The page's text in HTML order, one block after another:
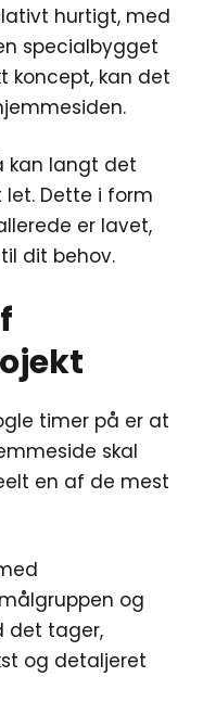
hurtigt, med
specialbygget
koncept, kan det
kan langt det
Dette i form
er lavet,
dit behov.
timer på er at
skal
en af de mest
og
det tager,
og detaljeret